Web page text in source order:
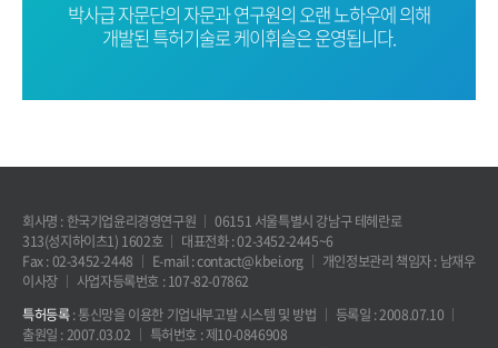
박사급 자문단의 자문과 연구원의 오랜노하우에 의해
개발된 특허기술로케이휘슬은 운영됩니다.
회사명 : 한국기업윤리경영연구원
06151 서울특별시 강남구 테헤란로
313(성지하이츠1) 1602호
대표전화 : 02-3452-2445~6
Fax : 02-3452-2448
E-mail : contact@kbei.org
개인정보관리 책임자 : 남재우
이사장
사업자등록번호 : 107-82-07862
특허등록: 통신망을 이용한 기업내부고발 시스템 및 방법
등록일 : 2008.07.10
출원일 : 2007.03.02
특허번호 : 제10-0846908